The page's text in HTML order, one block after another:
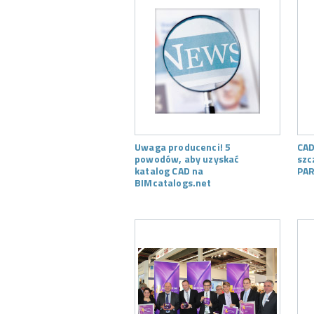
Uwaga producenci! 5
powodów, aby uzyskać
katalog CAD na
BIMcatalogs.net